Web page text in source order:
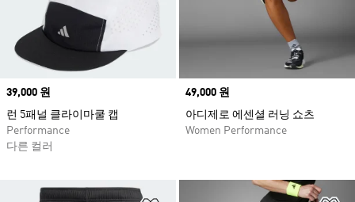
Price
39,000 원
런 5패널 클라이마쿨 캡
Performance
다른 컬러
Price
49,000 원
아디제로 에센셜 러닝 쇼츠
Women Performance